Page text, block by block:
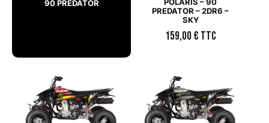
90 PREDATOR
PREDATOR – 2DR6 –
SKY
159,00€ TTC